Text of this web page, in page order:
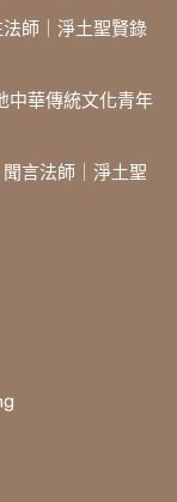
師｜淨土聖賢錄
中華傳統文化青年
言法師｜淨土聖